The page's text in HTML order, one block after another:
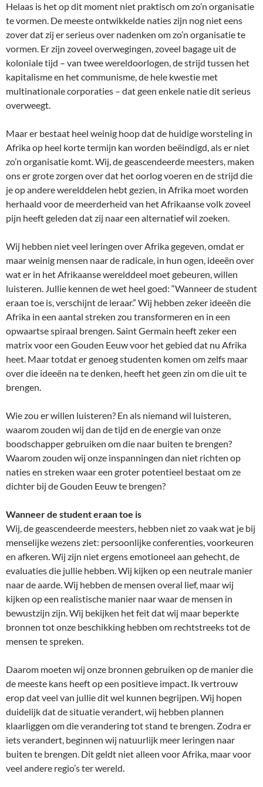
Helaas is het op dit moment niet praktisch om zo’n organisatie
te vormen. De meeste ontwikkelde naties zijn nog niet eens
zover dat zij er serieus over nadenken om zo’n organisatie te
vormen. Er zijn zoveel overwegingen, zoveel bagage uit de
koloniale tijd – van twee wereldoorlogen, de strijd tussen het
kapitalisme en het communisme, de hele kwestie met
multinationale corporaties – dat geen enkele natie dit serieus
overweegt.
Maar er bestaat heel weinig hoop dat de huidige worsteling in
Afrika op heel korte termijn kan worden beëindigd, als er niet
zo’n organisatie komt. Wij, de geascendeerde meesters, maken
ons er grote zorgen over dat het oorlog voeren en de strijd die
je op andere werelddelen hebt gezien, in Afrika moet worden
herhaald voor de meerderheid van het Afrikaanse volk zoveel
pijn heeft geleden dat zij naar een alternatief wil zoeken.
Wij hebben niet veel leringen over Afrika gegeven, omdat er
maar weinig mensen naar de radicale, in hun ogen, ideeën over
wat er in het Afrikaanse werelddeel moet gebeuren, willen
luisteren. Jullie kennen de wet heel goed: “Wanneer de student
eraan toe is, verschijnt de leraar.” Wij hebben zeker ideeën die
Afrika in een aantal streken zou transformeren en in een
opwaartse spiraal brengen. Saint Germain heeft zeker een
matrix voor een Gouden Eeuw voor het gebied dat nu Afrika
heet. Maar totdat er genoeg studenten komen om zelfs maar
over die ideeën na te denken, heeft het geen zin om die uit te
brengen.
Wie zou er willen luisteren? En als niemand wil luisteren,
waarom zouden wij dan de tijd en de energie van onze
boodschapper gebruiken om die naar buiten te brengen?
Waarom zouden wij onze inspanningen dan niet richten op
naties en streken waar een groter potentieel bestaat om ze
dichter bij de Gouden Eeuw te brengen?
Wanneer de student eraan toe is
Wij, de geascendeerde meesters, hebben niet zo vaak wat je bij
menselijke wezens ziet: persoonlijke conferenties, voorkeuren
en afkeren. Wij zijn niet ergens emotioneel aan gehecht, de
evaluaties die jullie hebben. Wij kijken op een neutrale manier
naar de aarde. Wij hebben de mensen overal lief, maar wij
kijken op een realistische manier naar waar de mensen in
bewustzijn zijn. Wij bekijken het feit dat wij maar beperkte
bronnen tot onze beschikking hebben om rechtstreeks tot de
mensen te spreken.
Daarom moeten wij onze bronnen gebruiken op de manier die
de meeste kans heeft op een positieve impact. Ik vertrouw
erop dat veel van jullie dit wel kunnen begrijpen. Wij hopen
duidelijk dat de situatie verandert, wij hebben plannen
klaarliggen om die verandering tot stand te brengen. Zodra er
iets verandert, beginnen wij natuurlijk meer leringen naar
buiten te brengen. Dit geldt niet alleen voor Afrika, maar voor
veel andere regio’s ter wereld.